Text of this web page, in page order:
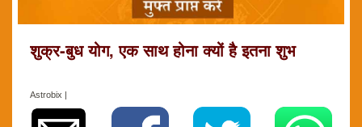
शुक्र-बुध योग, एक साथ होना क्यों है इतना शुभ
Astrobix |